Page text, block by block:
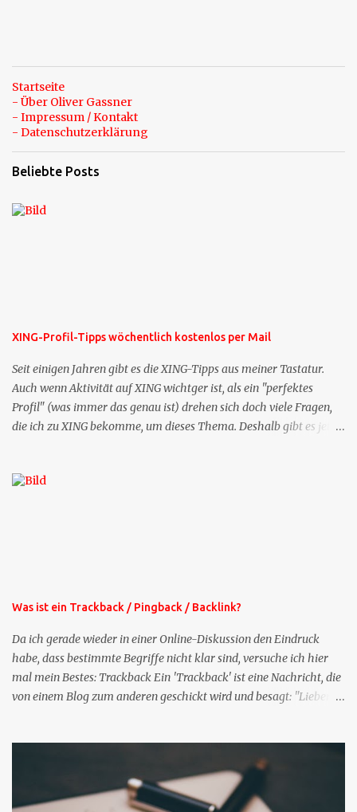
Startseite
- Über Oliver Gassner
- Impressum / Kontakt
- Datenschutzerklärung
Beliebte Posts
XING-Profil-Tipps wöchentlich kostenlos per Mail
Seit einigen Jahren gibt es die XING-Tipps aus meiner Tastatur.
Auch wenn Aktivität auf XING wichtger ist, als ein "perfektes
Profil" (was immer das genau ist) drehen sich doch viele Fragen,
die ich zu XING bekomme, um dieses Thema. Deshalb gibt es jetzt
bekommen Sie kostenlos eine weitere Folge. Die Startsequenz ist 16
Was ist ein Trackback / Pingback / Backlink?
Da ich gerade wieder in einer Online-Diskussion den Eindruck
habe, dass bestimmte Begriffe nicht klar sind, versuche ich hier
mal mein Bestes: Trackback Ein 'Trackback' ist eine Nachricht, die
von einem Blog zum anderen geschickt wird und besagt: "Lieber
was ich zu deinem Inhalt zu sagen hatte." Diese
Nachrichtenfunktion wird 'angestoßen' in dem 'mein' Blog an die